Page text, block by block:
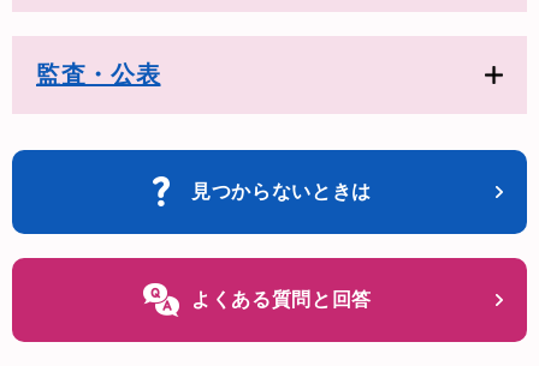
監査・公表
見つからないときは
よくある質問と回答